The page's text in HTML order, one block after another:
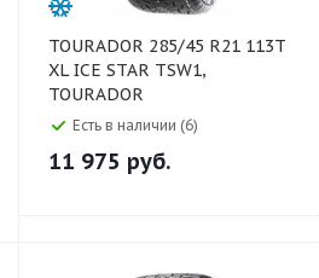
TOURADOR 285/45 R21 113T
XL ICE STAR TSW1,
TOURADOR
Есть в наличии (6)
11 975 руб.